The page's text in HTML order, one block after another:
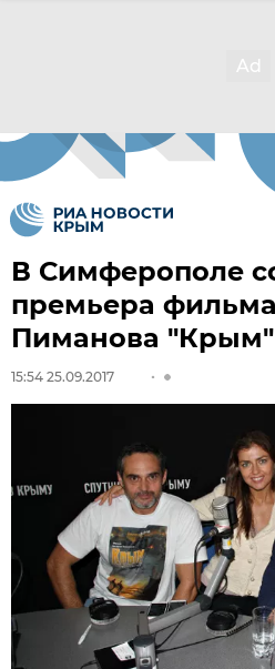
В Симферополе
премьера
Пиманова "Крым"
15:54 25.09.2017